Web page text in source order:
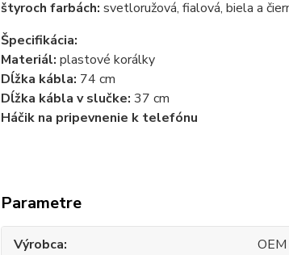
štyroch farbách: svetloružová, fialová, biela a
Špecifikácia:
Materiál: plastové korálky
Dĺžka kábla: 74 cm
Dĺžka kábla v slučke: 37 cm
Háčik na pripevnenie k telefónu
Parametre
Výrobca OEM